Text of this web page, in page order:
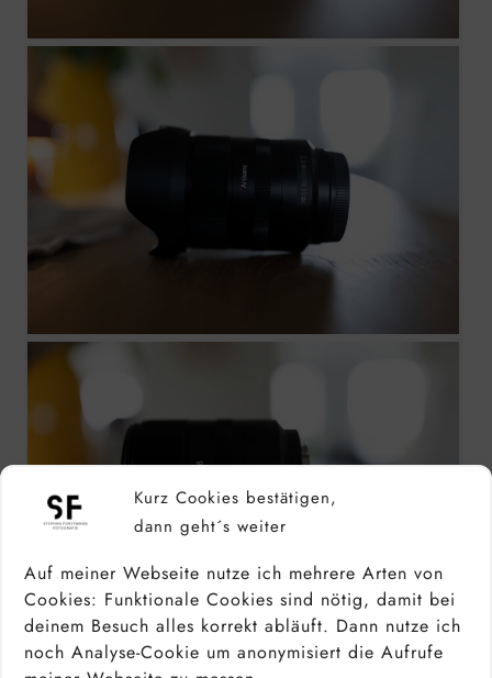
Kurz Cookies bestätigen,
dann geht´s weiter
Auf meiner Webseite nutze ich mehrere Arten von
Cookies: Funktionale Cookies sind nötig, damit bei
deinem Besuch alles korrekt abläuft. Dann nutze ich
noch Analyse-Cookie um anonymisiert die Aufrufe